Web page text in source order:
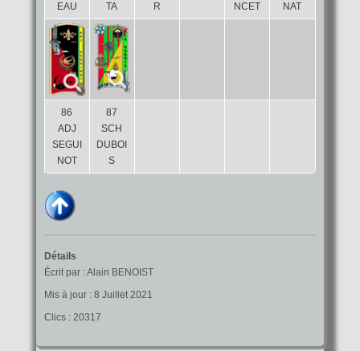
EAU
TA
R
NCET
NAT
86
ADJ
SEGUI
NOT
87
SCH
DUBOI
S
Détails
Écrit par :Alain BENOIST
Mis à jour : 8 Juillet 2021
Clics : 20317